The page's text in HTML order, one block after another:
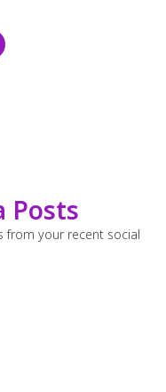
Posts
from your recent social